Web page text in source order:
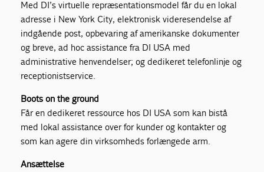
Med DI’s virtuelle repræsentationsmodel får du en lokal
adresse i New York City, elektronisk videresendelse af
indgående post, opbevaring af amerikanske dokumenter
og breve, ad hoc assistance fra DI USA med
administrative henvendelser; og dedikeret telefonlinje og
receptionistservice.
Boots on the ground
Får en dedikeret ressource hos DI USA som kan bistå
med lokal assistance over for kunder og kontakter og
som kan agere din virksomheds forlængede arm.
Ansættelse